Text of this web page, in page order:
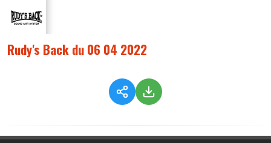
Rudy's Back du 06 04 2022